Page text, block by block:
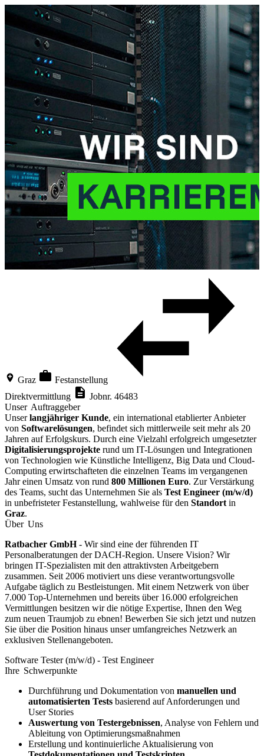
Graz
Festanstellung
Direktvermittlung
Jobnr. 46483
Unser Auftraggeber
Unserlangjähriger Kunde, ein international etablierter Anbieter
von Softwarelösungen, befindet sich mittlerweile seit mehr als 20
Jahren auf Erfolgskurs. Durch eine Vielzahl erfolgreich umgesetzter
Digitalisierungsprojekte rund um IT-Lösungen und Integrationen
von Technologien wie Künstliche Intelligenz, Big Data und Cloud-
Computing erwirtschafteten die einzelnen Teams im vergangenen
Jahr einen Umsatz von rund 800 Millionen Euro. Zur Verstärkung
des Teams, sucht das Unternehmen Sie als Test Engineer (m/w/d)
in unbefristeter Festanstellung, wahlweise für den Standort in
Graz.
Über Uns
Ratbacher GmbH- Wir sind eine der führenden IT
Personalberatungen der DACH-Region. Unsere Vision? Wir
bringen IT-Spezialisten mit den attraktivsten Arbeitgebern
zusammen. Seit 2006 motiviert uns diese verantwortungsvolle
Aufgabe täglich zu Bestleistungen. Mit einem Netzwerk von über
7.000 Top-Unternehmen und bereits über 16.000 erfolgreichen
Vermittlungen besitzen wir die nötige Expertise, Ihnen den Weg
zum neuen Traumjob zu ebnen! Bewerben Sie sich jetzt und nutzen
Sie über die Position hinaus unser umfangreiches Netzwerk an
exklusiven Stellenangeboten.
Software Tester (m/w/d) - Test Engineer
Ihre Schwerpunkte
Durchführung und Dokumentation von manuellen und
automatisierten Tests basierend auf Anforderungen und
User Stories
Auswertung von Testergebnissen, Analyse von Fehlern und
Ableitung von Optimierungsmaßnahmen
Erstellung und kontinuierliche Aktualisierung von